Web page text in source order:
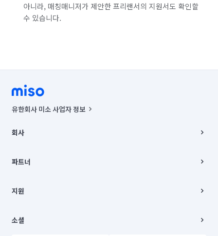
아니라, 매칭매니저가 제안한 프리랜서의 지원서도 확인할
수 있습니다.
유한회사 미소 사업자 정보
00019 |
주소 | 본사: 서울특별시 종로구 율곡로 6(중학동, 트윈트리빌딩) B동 5층
컨택센터 : 서울특별시 종로구 수송동 율곡로 24, 7층, 8층 미소
상품, 상품정보, 거래에 관한 의무와 책임은 거래당사자에게 있습니다.
언론 보도 관련 문의:
© 유한회사 미소. Miso, Inc. All Rights Reserved.
회사
채용
파트너
이사
지원
이용약관
소셜